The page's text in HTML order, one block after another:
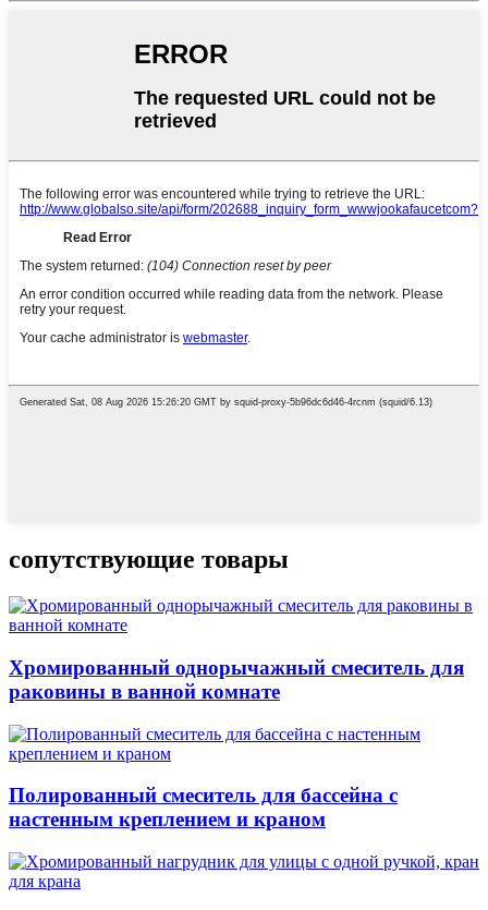
сопутствующие товары
Хромированный однорычажный смеситель для
раковины в ванной комнате
Полированный смеситель для бассейна с
настенным креплением и краном